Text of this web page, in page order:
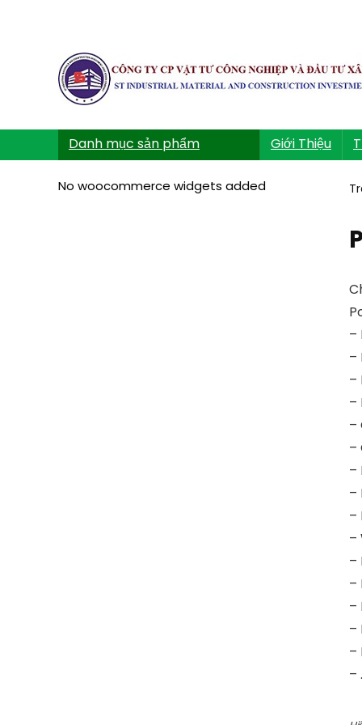
Danh mục sản phẩm Giới Thiệu
No woocommerce widgets added
–
–
–
–
–
–
–
–
–
–
–
–
–
–
–
–